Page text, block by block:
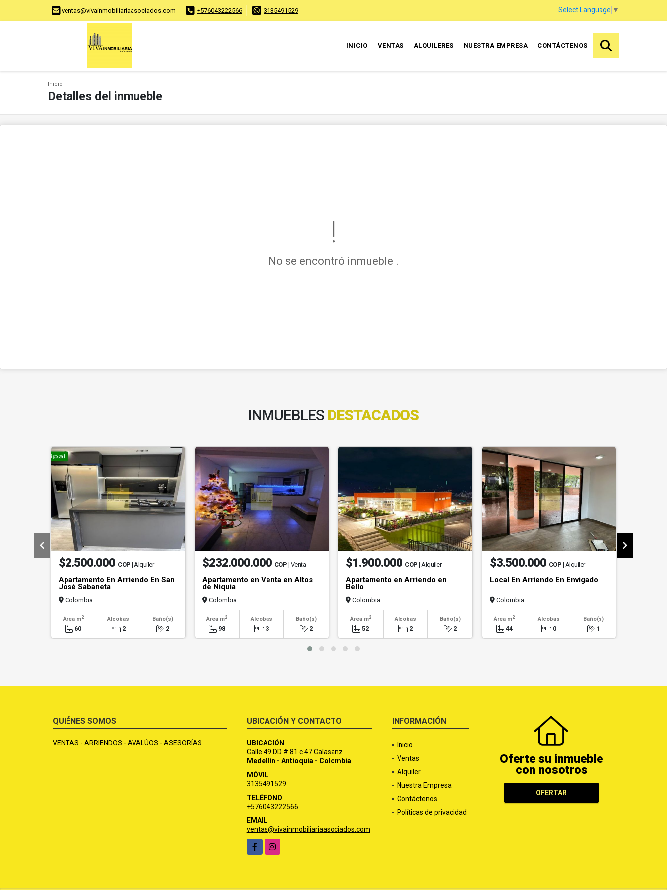
ventas@vivainmobiliariaasociados.com +576043222566 3135491529 Select Language ▼
INICIO VENTAS ALQUILERES NUESTRA EMPRESA CONTÁCTENOS
Inicio
Detalles del inmueble
No se encontró inmueble .
INMUEBLES DESTACADOS
$2.500.000 COP | Alquiler
Apartamento En Arriendo En San
José Sabaneta
Colombia
Área m2
60
Alcobas
2
Baño(s)
2
$232.000.000 COP | Venta
Apartamento en Venta en Altos
de Niquia
Colombia
Área m2
98
Alcobas
3
Baño(s)
2
$1.900.000 COP | Alquiler
Apartamento en Arriendo en
Bello
Colombia
Área m2
52
Alcobas
2
Baño(s)
2
$3.500.000 COP | Alquiler
Local En Arriendo En Envigado
Colombia
Área m2
44
Alcobas
0
Baño(s)
1
QUIÉNES SOMOS
VENTAS - ARRIENDOS - AVALÚOS - ASESORÍAS
UBICACIÓN Y CONTACTO
UBICACIÓN
Calle 49 DD # 81 c 47 Calasanz
Medellín - Antioquia - Colombia
MÓVIL
3135491529
TELÉFONO
+576043222566
EMAIL
ventas@vivainmobiliariaasociados.com
FacebookInstagram
INFORMACIÓN
Inicio
Ventas
Alquiler
Nuestra Empresa
Contáctenos
Políticas de privacidad
Oferte su inmueble
con nosotros
OFERTAR